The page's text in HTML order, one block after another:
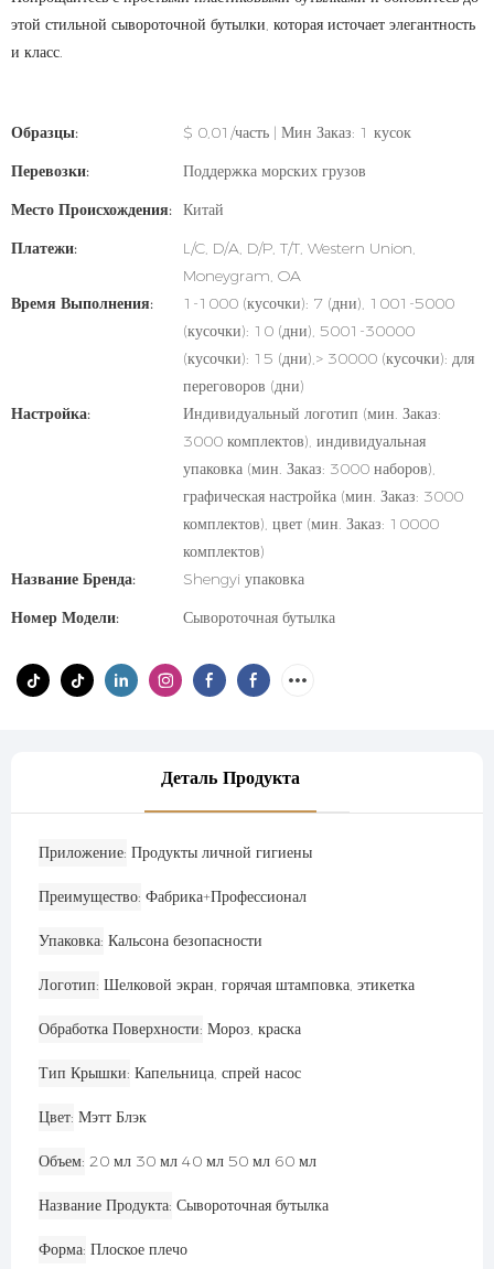
этой стильной сывороточной бутылки, которая источает элегантность
и класс.
Образцы:
$ 0,01/часть | Мин Заказ: 1 кусок
Перевозки:
Поддержка морских грузов
Место Происхождения: Китай
Платежи:
L/C, D/A, D/P, T/T, Western Union,
Moneygram, OA
Время Выполнения:
1-1000 (кусочки): 7 (дни), 1001-5000
(кусочки): 10 (дни), 5001-30000
(кусочки): 15 (дни),> 30000 (кусочки): для
переговоров (дни)
Настройка:
Индивидуальный логотип (мин. Заказ:
3000 комплектов), индивидуальная
упаковка (мин. Заказ: 3000 наборов),
графическая настройка (мин. Заказ: 3000
комплектов), цвет (мин. Заказ: 10000
комплектов)
Название Бренда:
Shengyi упаковка
Номер Модели:
Сывороточная бутылка
Деталь Продукта
Приложение Продукты личной гигиены
Преимущество Фабрика+Профессионал
Упаковка Кальсона безопасности
Логотип Шелковой экран, горячая штамповка, этикетка
Обработка Поверхности Мороз, краска
Тип Крышки Капельница, спрей насос
Цвет Мэтт Блэк
Объем 20 мл 30 мл 40 мл 50 мл 60 мл
Название Продукта Сывороточная бутылка
Форма Плоское плечо